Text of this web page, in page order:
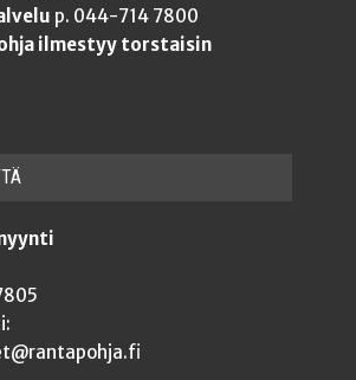
p. 044-714 7800
ilmestyy torstaisin